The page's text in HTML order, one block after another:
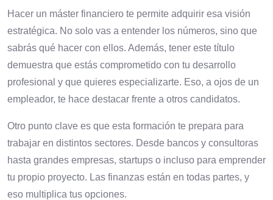
Hacer un máster financiero te permite adquirir esa visión
estratégica. No solo vas a entender los números, sino que
sabrás qué hacer con ellos. Además, tener este título
demuestra que estás comprometido con tu desarrollo
profesional y que quieres especializarte. Eso, a ojos de un
empleador, te hace destacar frente a otros candidatos.
Otro punto clave es que esta formación te prepara para
trabajar en distintos sectores. Desde bancos y consultoras
hasta grandes empresas, startups o incluso para emprender
tu propio proyecto. Las finanzas están en todas partes, y
eso multiplica tus opciones.